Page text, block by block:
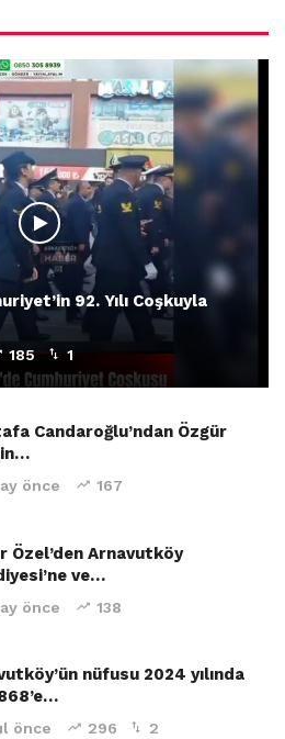
92. Yılı Coşkuyla
185 1
Candaroğlu’ndan Özgür
önce 167
Özel’den Arnavutköy
ve…
önce 138
nüfusu 2024 yılında
önce 296 2